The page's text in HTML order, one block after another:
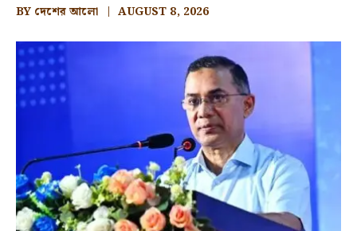
BY দেশের আলো AUGUST 8, 2026